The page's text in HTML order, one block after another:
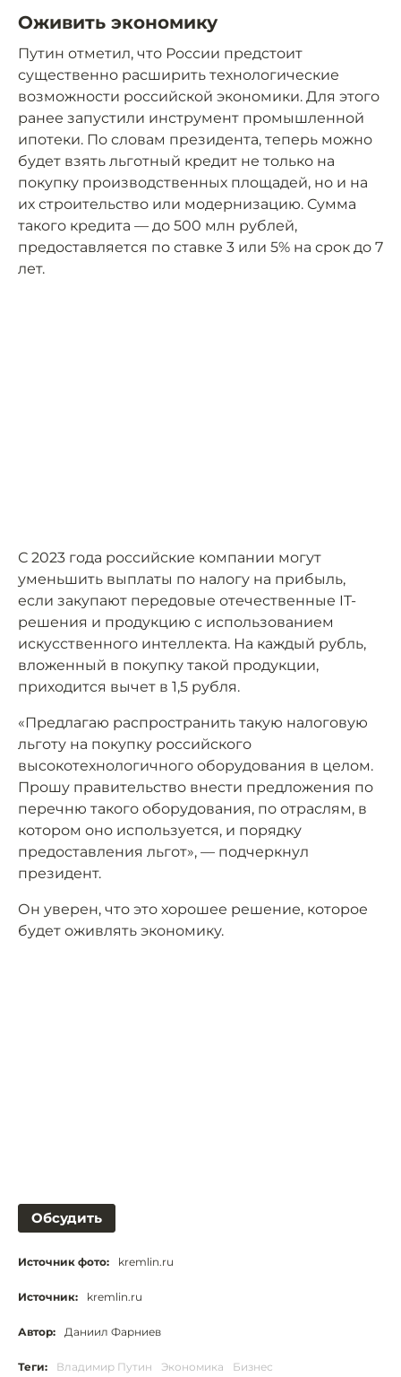
Оживить экономику
Путин отметил, что России предстоит
существенно расширить технологические
возможности российской экономики. Для этого
ранее запустили инструмент промышленной
ипотеки. По словам президента, теперь можно
будет взять льготный кредит не только на
покупку производственных площадей, но и на
их строительство или модернизацию. Сумма
такого кредита — до 500 млн рублей,
предоставляется по ставке 3 или 5% на срок до 7
лет.
С 2023 года российские компании могут
уменьшить выплаты по налогу на прибыль,
если закупают передовые отечественные IT-
решения и продукцию с использованием
искусственного интеллекта. На каждый рубль,
вложенный в покупку такой продукции,
приходится вычет в 1,5 рубля.
«Предлагаю распространить такую налоговую
льготу на покупку российского
высокотехнологичного оборудования в целом.
Прошу правительство внести предложения по
перечню такого оборудования, по отраслям, в
котором оно используется, и порядку
предоставления льгот», — подчеркнул
президент.
Он уверен, что это хорошее решение, которое
будет оживлять экономику.
Обсудить
Источник фото: kremlin.ru
Источник: kremlin.ru
Автор: Даниил Фарниев
Теги: Владимир Путин Экономика Бизнес